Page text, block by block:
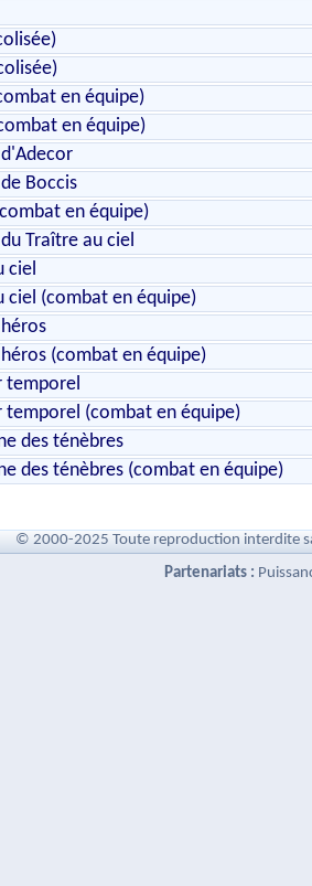
en équipe)
en équipe)
Boccis
en équipe)
Traître au ciel
ciel
ciel (combat en équipe)
(combat en équipe)
temporel
temporel (combat en équipe)
des ténèbres
des ténèbres (combat en équipe)
© 2000-2025 Toute reproduction interdite
Partenariats :